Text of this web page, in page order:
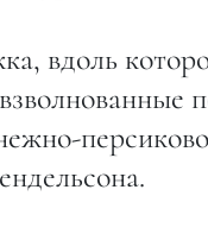
вдоль